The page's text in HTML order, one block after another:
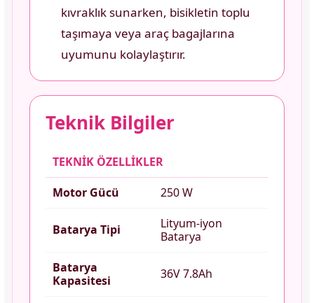
kıvraklık sunarken, bisikletin toplu
taşımaya veya araç bagajlarına
uyumunu kolaylaştırır.
Teknik Bilgiler
TEKNİK ÖZELLİKLER
Motor Gücü
250 W
Batarya Tipi
Lityum-iyon
Batarya
Batarya
Kapasitesi
36V 7.8Ah